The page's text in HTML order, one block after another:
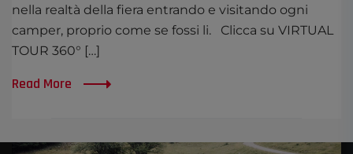
nella realtà della fiera entrando e visitando ogni
camper, proprio come se fossi li. Clicca su VIRTUAL
TOUR 360° […]
Read More